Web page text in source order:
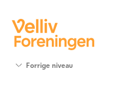
Forrige niveau